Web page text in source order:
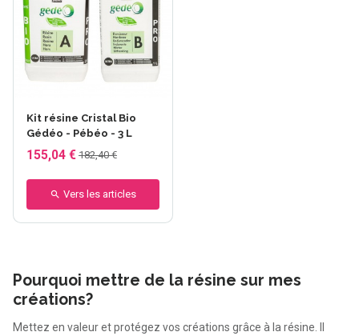
Kit résine Cristal Bio
Gédéo - Pébéo - 3 L
155,04 € 182,40 €
Vers les articles
Pourquoi mettre de la résine sur mes
créations?
Mettez en valeur et protégez vos créations grâce à la résine. Il